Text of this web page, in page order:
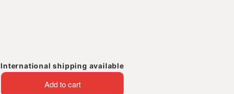
International shipping available
Add to cart